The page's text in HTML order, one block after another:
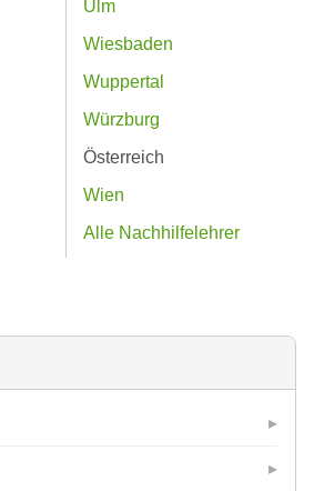
Ulm
Wiesbaden
Wuppertal
Würzburg
Österreich
Wien
Alle Nachhilfelehrer